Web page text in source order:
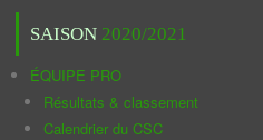
SAISON 2020/2021
ÉQUIPE PRO
Résultats & classement
Calendrier du CSC